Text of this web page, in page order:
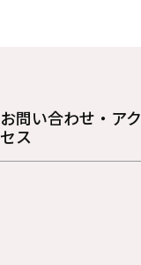
お問い合わせ・アク
セス